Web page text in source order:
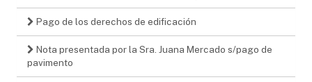
Pago de los derechos de edificación
Nota presentada por la Sra. Juana Mercado s/pago de
pavimento